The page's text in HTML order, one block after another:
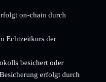
on-chain durch
Echtzeitkurs der
besichert oder
erfolgt durch